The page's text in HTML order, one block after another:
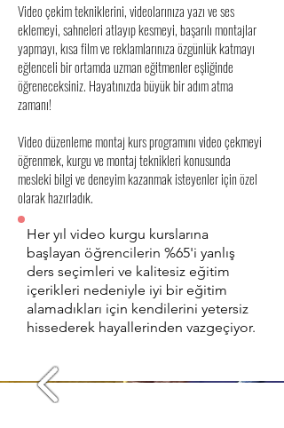
Video çekim tekniklerini, videolarınıza yazı ve ses
eklemeyi, sahneleri atlayıp kesmeyi, başarılı montajlar
yapmayı, kısa film ve reklamlarınıza özgünlük katmayı
eğlenceli bir ortamda uzman eğitmenler eşliğinde
öğreneceksiniz. Hayatınızda büyük bir adım atma
zamanı!
Video düzenleme montaj kurs programını video çekmeyi
öğrenmek, kurgu ve montaj teknikleri konusunda
mesleki bilgi ve deneyim kazanmak isteyenler için özel
olarak hazırladık.
Her yıl video kurgu kurslarına
başlayan öğrencilerin %65'i yanlış
ders seçimleri ve kalitesiz eğitim
içerikleri nedeniyle iyi bir eğitim
alamadıkları için kendilerini yetersiz
hissederek hayallerinden vazgeçiyor.